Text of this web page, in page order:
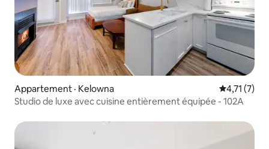
Appartement · Kelowna Note
4,71 (7)
Studio de luxe avec cuisine entièrement équipée - 102A